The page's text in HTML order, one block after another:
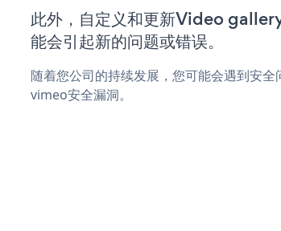
此外，自定义和更新Video
能会引起新的问题或错误。
随着您公司的持续发展，您可能会遇到安
vimeo安全漏洞。